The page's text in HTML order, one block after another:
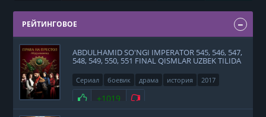
РЕЙТИНГОВОЕ
ABDULHAMID SO'NGI IMPERATOR 545, 546, 547,
548, 549, 550, 551 FINAL QISMLAR UZBEK TILIDA
Сериал боевик драма история 2017
Нравится
+1019 Не нравится